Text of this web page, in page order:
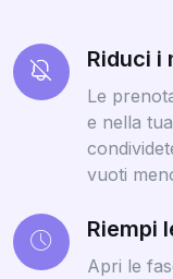
Riduci i
Le
e nella
vuoti
Riempi
Apri le